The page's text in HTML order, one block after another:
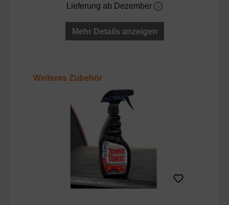
Lieferung ab Dezember
Mehr Details anzeigen
Produktgalerie überspringen
Weiteres Zubehör